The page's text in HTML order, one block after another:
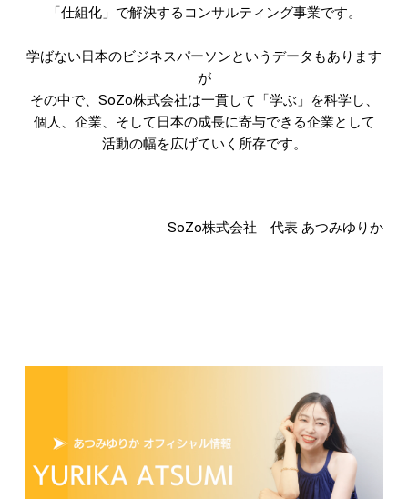
「仕組化」で解決するコンサルティング事業です。
学ばない日本のビジネスパーソンというデータもあります
が
その中で、SoZo株式会社は一貫して「学ぶ」を科学し、
個人、企業、そして日本の成長に寄与できる企業として
活動の幅を広げていく所存です。
SoZo株式会社 代表 あつみゆりか